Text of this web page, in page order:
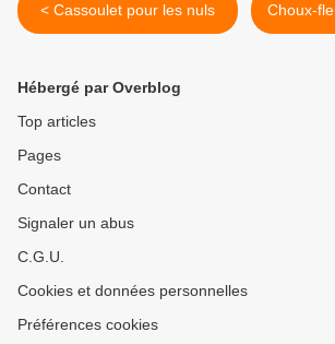
< Cassoulet pour les nuls
Hébergé par Overblog
Top articles
Pages
Contact
Signaler un abus
C.G.U.
Cookies et données personnelles
Préférences cookies